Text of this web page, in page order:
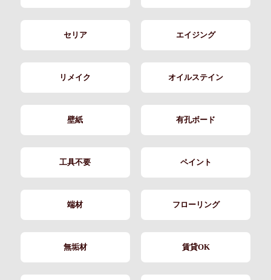
セリア エイジング
リメイク オイルステイン
壁紙 有孔ボード
工具不要 ペイント
端材 フローリング
無垢材 賃貸OK